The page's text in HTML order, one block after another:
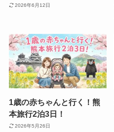
2026年6月12日
1歳の赤ちゃんと行く！熊
本旅行2泊3日！
2026年5月26日